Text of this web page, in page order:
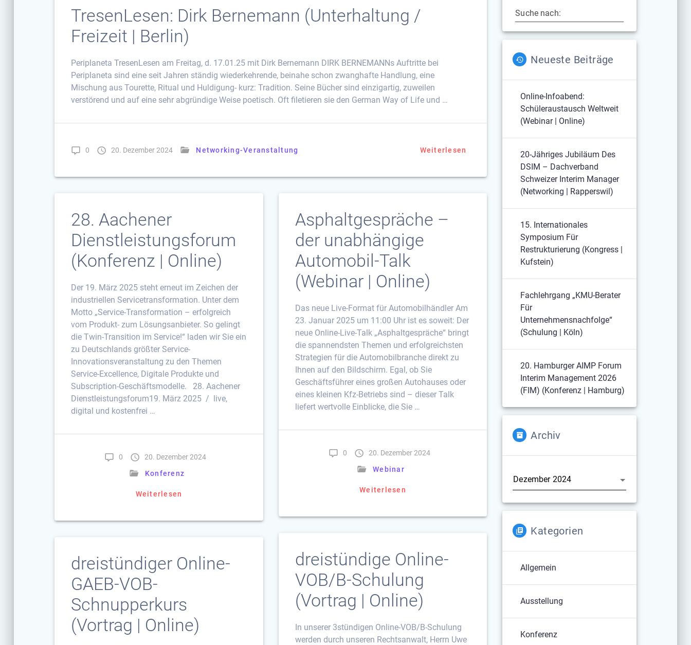
TresenLesen: Dirk Bernemann (Unterhaltung /
Freizeit | Berlin)
Periplaneta TresenLesen am Freitag, d. 17.01.25 mit Dirk Bernemann DIRK BERNEMANNs Auftritte bei
Periplaneta sind eine seit Jahren ständig wiederkehrende, beinahe schon zwanghafte Handlung, eine
Mischung aus Tourette, Ritual und Huldigung- kurz: Tradition. Seine Bücher sind einzigartig, zuweilen
verstörend und auf eine sehr abgründige Weise poetisch. Oft filetieren sie den German Way of Life und …
0 20. Dezember 2024 Networking-Veranstaltung Weiterlesen
28. Aachener
Dienstleistungsforum
(Konferenz | Online)
­Der 19. März 2025 steht erneut im Zeichen der
industriellen Servicetransformation. Unter dem
Motto „Service-Transformation – erfolgreich
vom Produkt- zum Lösungsanbieter. So gelingt
die Twin-Transition im Service!“ laden wir Sie ein
zu Deutschlands größter Service-
Innovationsveranstaltung zu den Themen
Service-Excellence, Digitale Produkte und
Subscription-Geschäftsmodelle. ­ ­ ­28. Aachener
Dienstleistungsforum19. März 2025 / live,
digital und kostenfrei …
0
20. Dezember 2024
Konferenz
Weiterlesen
Asphaltgespräche –
der unabhängige
Automobil-Talk
(Webinar | Online)
Das neue Live-Format für Automobilhändler Am
23. Januar 2025 um 11:00 Uhr ist es soweit: Der
neue Online-Live-Talk „Asphaltgespräche“ bringt
die spannendsten Themen und erfolgreichsten
Strategien für die Automobilbranche direkt zu
Ihnen auf den Bildschirm. Egal, ob Sie
Geschäftsführer eines großen Autohauses oder
eines kleinen Kfz-Betriebs sind – dieser Talk
liefert wertvolle Einblicke, die Sie …
0
20. Dezember 2024
Webinar
Weiterlesen
dreistündige Online-
VOB/B-Schulung
(Vortrag | Online)
In unserer 3stündigen Online-VOB/B-Schulung
werden durch unseren Rechtsanwalt, Herrn Uwe
dreistündiger Online-
GAEB-VOB-
Schnupperkurs
(Vortrag | Online)
Suche nach:
Neueste Beiträge
Online-Infoabend:
Schüleraustausch Weltweit
(Webinar | Online)
20-Jähriges Jubiläum Des
DSIM – Dachverband
Schweizer Interim Manager
(Networking | Rapperswil)
15. Internationales
Symposium Für
Restrukturierung (Kongress |
Kufstein)
Fachlehrgang „KMU-Berater
Für
Unternehmensnachfolge“
(Schulung | Köln)
20. Hamburger AIMP Forum
Interim Management 2026
(FIM) (Konferenz | Hamburg)
Archiv
Kategorien
Allgemein
Ausstellung
Konferenz